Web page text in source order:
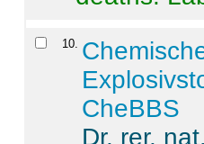
10
CheBBS
Dr. rer.